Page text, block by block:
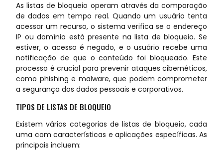
As listas de bloqueio operam através da comparação
de dados em tempo real. Quando um usuário tenta
acessar um recurso, o sistema verifica se o endereço
IP ou domínio está presente na lista de bloqueio. Se
estiver, o acesso é negado, e o usuário recebe uma
notificação de que o conteúdo foi bloqueado. Este
processo é crucial para prevenir ataques cibernéticos,
como phishing e malware, que podem comprometer
a segurança dos dados pessoais e corporativos.
TIPOS DE LISTAS DE BLOQUEIO
Existem várias categorias de listas de bloqueio, cada
uma com características e aplicações específicas. As
principais incluem: